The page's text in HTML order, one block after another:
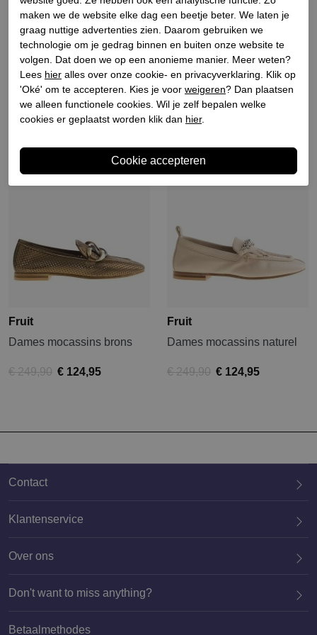
Fruit
Dames cowboyslaazen
sand zwart
€ 429,90 € 214,95
Fruit
Dames cowboylaazen bruin
€ 479,90 € 383,92
Fruit
Dames mocassins brons
€ 249,90 € 124,95
Fruit
Dames mocassins naturel
€ 249,90 € 124,95
Contact
020 659 3444
Klantenservice
Over ons
Don't want to miss anything?
Betaalmethodes
maken we de website elke dag een beetje beter. We laten je
graag nuttige advertenties zien. Daarom gebruiken we
technologie om je gedrag binnen en buiten onze website te
volgen. Dat doen we op een anonieme manier. Meer weten?
Lees hier alles over onze cookie- en privacyverklaring. Klik op
'Oké' om te accepteren. Kies je voor weigeren? Dan plaatsen
we alleen functionele cookies. Wil je zelf bepalen welke
cookies er geplaatst worden klik dan hier.